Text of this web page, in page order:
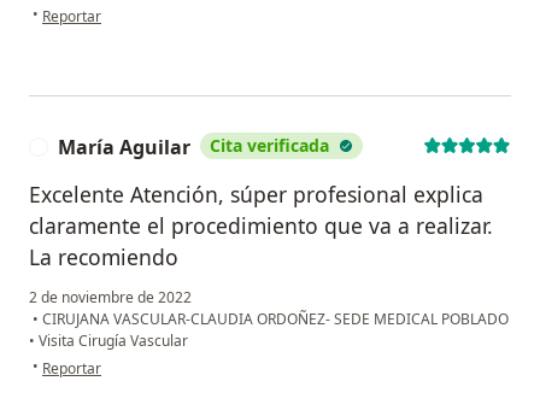
• en opinión del usuario VPG
Reportar
María Aguilar Cita verificada
Excelente Atención, súper profesional explica
claramente el procedimiento que va a realizar.
La recomiendo
2 de noviembre de 2022
• CIRUJANA VASCULAR-CLAUDIA ORDOÑEZ- SEDE MEDICAL POBLADO
• Visita Cirugía Vascular
• en opinión del usuario María Aguilar
Reportar